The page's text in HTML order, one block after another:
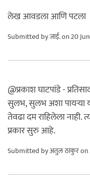
लेख आवडला आणि पटला
Submitted byजाई.on 20
@प्रकाश घाटपांडे -
सुलभ, सुलभ अशा पायर्‍या
तेवढा दम राहिलेला
प्रकार सुरु आहे.
Submitted byअतुल ठाकुरon